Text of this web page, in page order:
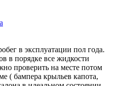
в эксплуатации пол года.
в порядке все жидкости
проверить на месте потом
( бампера крыльев капота,